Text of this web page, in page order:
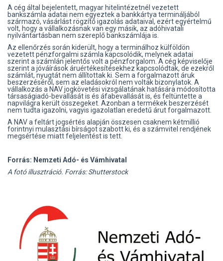
A cég által bejelentett, magyar hitelintézetnél vezetett
bankszámla adatai nem egyeztek a bankkártya termináljából
származó, vásárlást rögzítő igazolás adataival, ezért egyértelmű
volt, hogy a vállalkozásnak van egy másik, az adóhivatali
nyilvántartásban nem szereplő bankszámlája is.
Az ellenőrzés során kiderült, hogy a terminálhoz külföldön
vezetett pénzforgalmi számla kapcsolódik, melynek adatai
szerinta számlán jelentős volt a pénzforgalom. A cég képviselője
szerint a jóváírások áruértékesítésekhez kapcsolódtak, de ezekről
számlát, nyugtát nem állítottak ki. Sem a forgalmazott áruk
beszerzéséről, sem az eladásokról nem voltak bizonylatok. A
vállalkozás a NAV jogkövetési vizsgálatának hatására módosította
társaságiadó-bevallását is és áfabevallását is, és feltüntette a
napvilágra került összegeket. Azonban a termékek beszerzését
nem tudta igazolni, vagyis igazolatlan eredetű árut forgalmazott.
A NAV a feltárt jogsértés alapján összesen csaknem kétmillió
forintnyi mulasztási bírságot szabott ki, és a számvitel rendjének
megsértése miatt feljelentést is tett.
Forrás: Nemzeti Adó- és Vámhivatal
A fotó illusztráció. Forrás: Shutterstock